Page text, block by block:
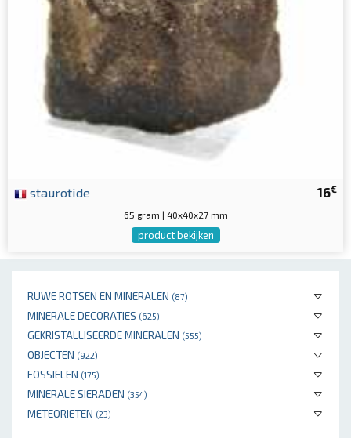
RUWE ROTSEN EN MINERALEN (87)
MINERALE DECORATIES (625)
GEKRISTALLISEERDE MINERALEN (555)
OBJECTEN (922)
FOSSIELEN (175)
MINERALE SIERADEN (354)
METEORIETEN (23)
16€
staurotide
65 gram | 40x40x27 mm
product bekijken